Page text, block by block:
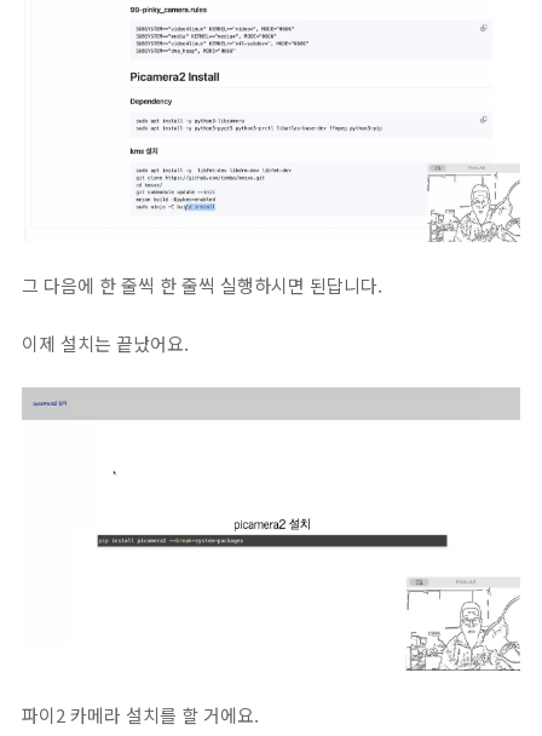
그 다음에 한 줄씩 한 줄씩 실행하시면 된답니다.
이제 설치는 끝났어요.
파이2 카메라 설치를 할 거에요.